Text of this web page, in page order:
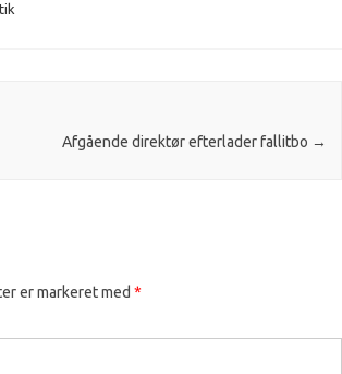
Afgående direktør efterlader fallitbo →
er markeret med *